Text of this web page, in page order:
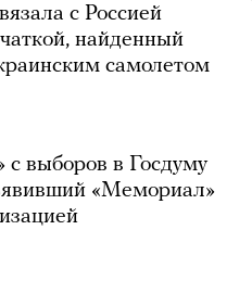
с Россией
найденный
самолетом
с выборов в Госдуму
«Мемориал»